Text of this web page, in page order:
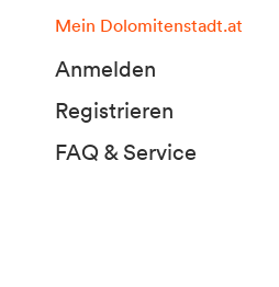
Mein Dolomitenstadt.at
Anmelden
Registrieren
FAQ & Service